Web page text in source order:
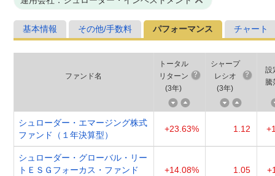
基本情報 その他/手数料 パフォーマンス チャート
ファンド名
トータル
リターン
(3年)
シャープ
レシオ
(3年)
設
騰
シュローダー・エマージング株式
ファンド（１年決算型）
+23.63% 1.12
シュローダー・グローバル・リー
トＥＳＧフォーカス・ファンド
+14.08% 1.05